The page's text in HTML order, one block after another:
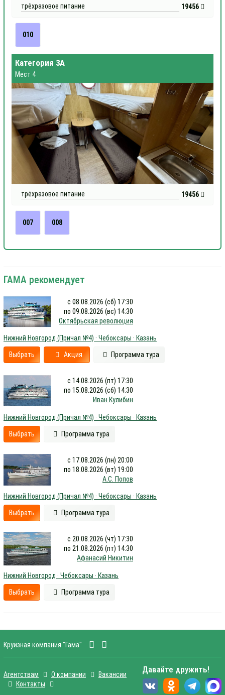
трёхразовое питание 19456
010
Категория 3А
Мест 4
трёхразовое питание 19456
007 008
ГАМА рекомендует
с 08.08.2026 (сб) 17:30
по 09.08.2026 (вс) 14:30
Октябрьская революция
Нижний Новгород (Причал №4) · Чебоксары · Казань
Выбрать Акция Программа тура
с 14.08.2026 (пт) 17:30
по 15.08.2026 (сб) 14:30
Иван Кулибин
Нижний Новгород (Причал №4) · Чебоксары · Казань
Выбрать Программа тура
с 17.08.2026 (пн) 20:00
по 18.08.2026 (вт) 19:00
А.С. Попов
Нижний Новгород (Причал №4) · Чебоксары · Казань
Выбрать Программа тура
с 20.08.2026 (чт) 17:30
по 21.08.2026 (пт) 14:30
Афанасий Никитин
Нижний Новгород · Чебоксары · Казань
Выбрать Программа тура
Круизная компания "Гама"
Агентствам О компании
Вакансии
Контакты
Давайте дружить!